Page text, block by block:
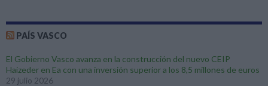
PAÍS VASCO
El Gobierno Vasco avanza en la construcción del nuevo CEIP
Haizeder en Ea con una inversión superior a los 8,5 millones de euros
29 julio 2026